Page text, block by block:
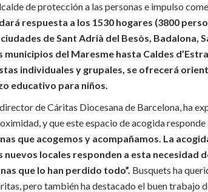
de protección a las personas e impulso
respuesta a los 1530 hogares (3800
de Sant Adrià del Besòs, Badalona,
del Maresme hasta Caldes
individuales y grupales, se ofrecerá
educativo para niños.
de Cáritas Diocesana de Barcelona, ha
y que este espacio de acogida responde
que acogemos y acompañamos. La
nuevos locales responden a esta necesidad
que lo han perdido todo”. Busquets ha
pero también ha destacado el buen trabajo